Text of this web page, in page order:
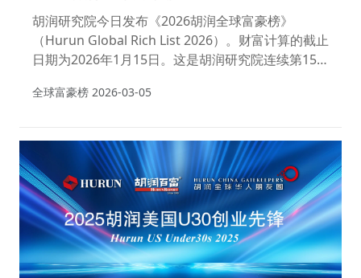
胡润研究院今日发布《2026胡润全球富豪榜》
（Hurun Global Rich List 2026）。财富计算的截止
日期为2026年1月15日。这是胡润研究院连续第15
全球富豪榜 2026-03-05